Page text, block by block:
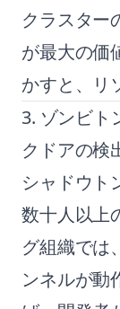
クラスター
が最大の価
かすと、リ
3. ゾンビト
クドアの検
シャドウト
数十人以上
グ組織では
ンネルが動